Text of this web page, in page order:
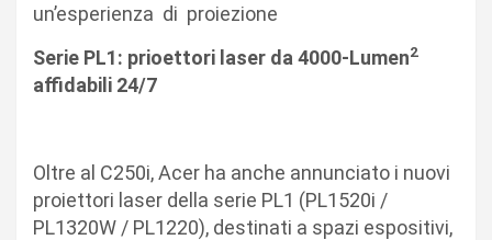
un’esperienza di proiezione
Serie PL1: prioettori laser da 4000-Lumen2
affidabili 24/7
Oltre al C250i, Acer ha anche annunciato i nuovi
proiettori laser della serie PL1 (PL1520i /
PL1320W / PL1220), destinati a spazi espositivi,